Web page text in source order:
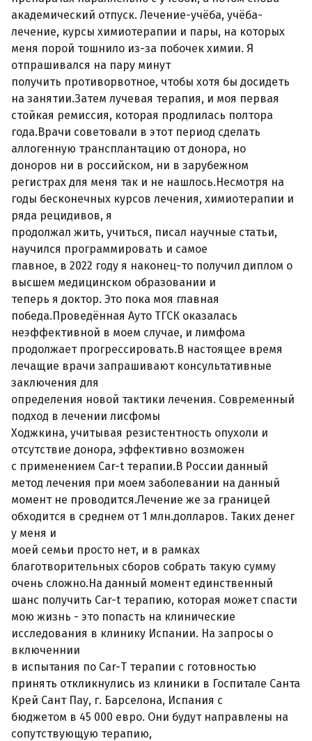
академический отпуск. Лечение-учёба, учёба-
лечение, курсы химиотерапии и пары, на которых
меня порой тошнило из-за побочек химии. Я
отпрашивался на пару минут
получить противорвотное, чтобы хотя бы досидеть
на занятии.Затем лучевая терапия, и моя первая
стойкая ремиссия, которая продлилась полтора
года.Врачи советовали в этот период сделать
аллогенную трансплантацию от донора, но
доноров ни в российском, ни в зарубежном
регистрах для меня так и не нашлось.Несмотря на
годы бесконечных курсов лечения, химиотерапии и
ряда рецидивов, я
продолжал жить, учиться, писал научные статьи,
научился программировать и самое
главное, в 2022 году я наконец-то получил диплом о
высшем медицинском образовании и
теперь я доктор. Это пока моя главная
победа.Проведённая Ауто ТГСК оказалась
неэффективной в моем случае, и лимфома
продолжает прогрессировать.В настоящее время
лечащие врачи запрашивают консультативные
заключения для
определения новой тактики лечения. Современный
подход в лечении лисфомы
Ходжкина, учитывая резистентность опухоли и
отсутствие донора, эффективно возможен
с применением Car-t терапии.В России данный
метод лечения при моем заболевании на данный
момент не проводится.Лечение же за границей
обходится в среднем от 1 млн.долларов. Таких денег
у меня и
моей семьи просто нет, и в рамках
благотворительных сборов собрать такую сумму
очень сложно.На данный момент единственный
шанс получить Car-t терапию, которая может спасти
мою жизнь - это попасть на клинические
исследования в клинику Испании. На запросы о
включеннии
в испытания по Car-Т терапии с готовностью
принять откликнулись из клиники в Госпитале Санта
Крей Сант Пау, г. Барселона, Испания с
бюджетом в 45 000 евро. Они будут направлены на
сопутствующую терапию,